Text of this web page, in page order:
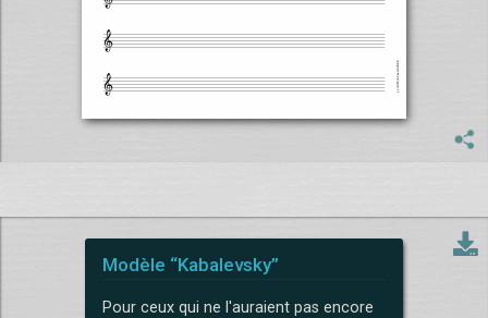
Modèle “Kabalevsky”
Pour ceux qui ne l'auraient pas encore